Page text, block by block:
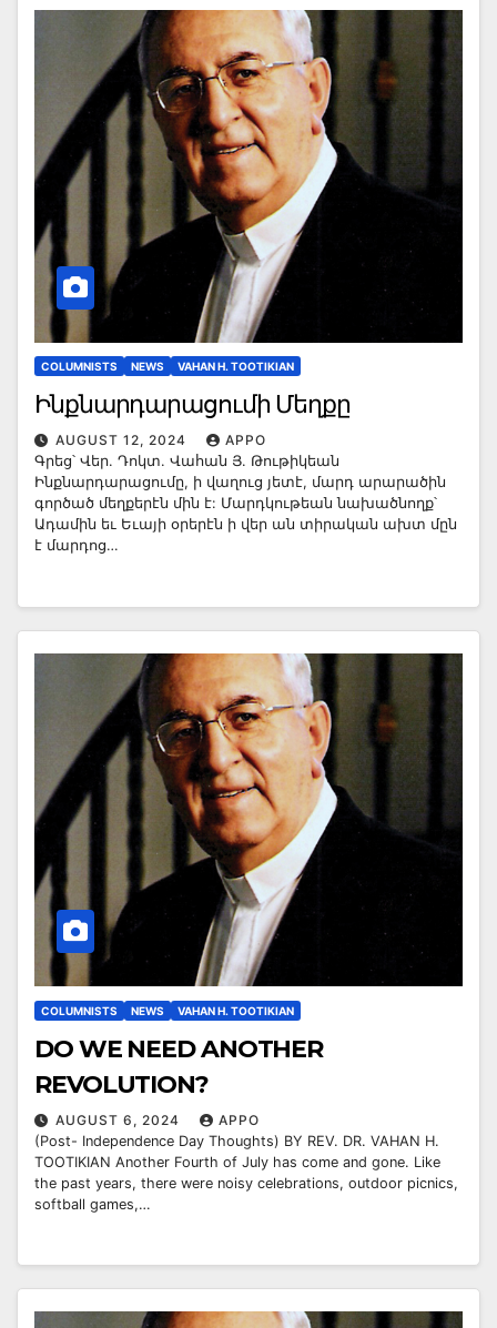
COLUMNISTS NEWS VAHAN H. TOOTIKIAN
Ինքնարդարացումի Մեղքը
AUGUST 12, 2024
APPO
Գրեց՝ Վեր. Դոկտ. Վահան Յ. Թութիկեան
Ինքնարդարացումը, ի վաղուց յետէ, մարդ արարածին
գործած մեղքերէն մին է: Մարդկութեան նախածնողք՝
Ադամին եւ Եւայի օրերէն ի վեր ան տիրական ախտ մըն
է մարդոց…
COLUMNISTS NEWS VAHAN H. TOOTIKIAN
DO WE NEED ANOTHER
REVOLUTION?
AUGUST 6, 2024
APPO
(Post- Independence Day Thoughts) BY REV. DR. VAHAN H.
TOOTIKIAN Another Fourth of July has come and gone. Like
the past years, there were noisy celebrations, outdoor picnics,
softball games,…